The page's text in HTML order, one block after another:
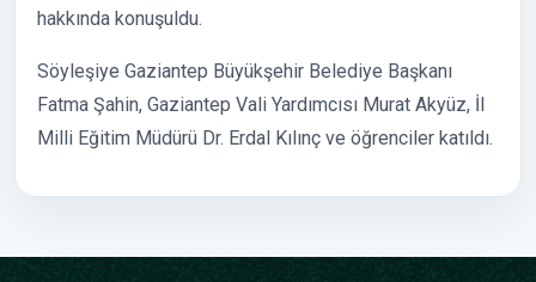
hakkında konuşuldu.
Söyleşiye Gaziantep Büyükşehir Belediye Başkanı
Fatma Şahin, Gaziantep Vali Yardımcısı Murat Akyüz, İl
Milli Eğitim Müdürü Dr. Erdal Kılınç ve öğrenciler katıldı.